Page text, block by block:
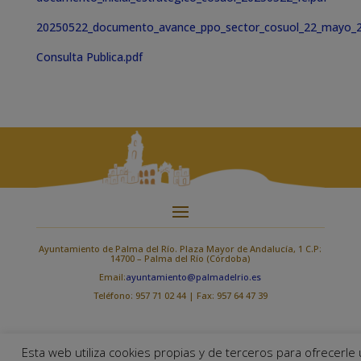
Consulta Publica.pdf
Ayuntamiento de Palma del Río. Plaza Mayor de Andalucía, 1 C.P:
14700 – Palma del Río (Córdoba)
Email:ayuntamiento@palmadelrio.es
Teléfono: 957 71 02 44 | Fax: 957 64 47 39
Esta web utiliza cookies propias y de terceros para ofrecerle